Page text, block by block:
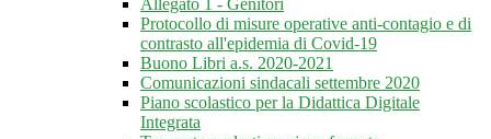
Allegato 1 - Genitori
Protocollo di misure operative anti-contagio e di
contrasto all'epidemia di Covid-19
Buono Libri a.s. 2020-2021
Comunicazioni sindacali settembre 2020
Piano scolastico per la Didattica Digitale
Integrata